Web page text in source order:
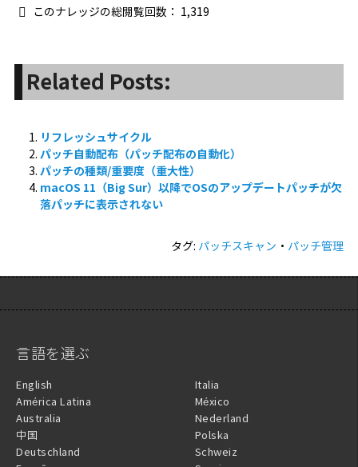
このナレッジの総閲覧回数： 1,319
Related Posts:
リフレッシュサイクル
パッチ自動配布（パッチ配布の自動化）
パッチの種類/重要度（重大性）
macOS 11（Big Sur）以降でOSのアップデートパッチが欠
落パッチに表示されない
タグ: パッチスキャン ・ パッチ管理
言語を選ぶ
English
América Latina
Australia
中国
Deutschland
Italia
México
Nederland
Polska
Schweiz